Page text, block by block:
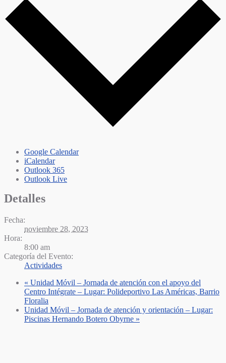
Google Calendar
iCalendar
Outlook 365
Outlook Live
Detalles
Fecha:
noviembre 28, 2023
Hora:
8:00 am
Categoría del Evento:
Actividades
« Unidad Móvil – Jornada de atención con el apoyo del
Centro Intégrate – Lugar: Polideportivo Las Américas, Barrio
Floralia
Unidad Móvil – Jornada de atención y orientación – Lugar:
Piscinas Hernando Botero Obyrne »